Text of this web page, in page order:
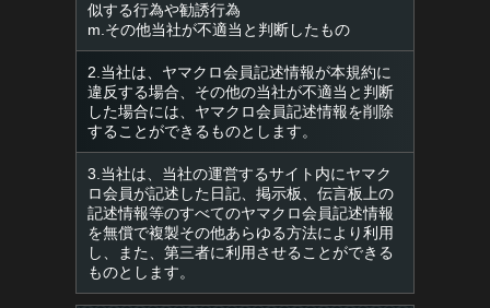
似する行為や勧誘行為
m.その他当社が不適当と判断したもの
2.当社は、ヤマクロ会員記述情報が本規約に
違反する場合、その他の当社が不適当と判断
した場合には、ヤマクロ会員記述情報を削除
することができるものとします。
3.当社は、当社の運営するサイト内にヤマク
ロ会員が記述した日記、掲示板、伝言板上の
記述情報等のすべてのヤマクロ会員記述情報
を無償で複製その他あらゆる方法により利用
し、また、第三者に利用させることができる
ものとします。